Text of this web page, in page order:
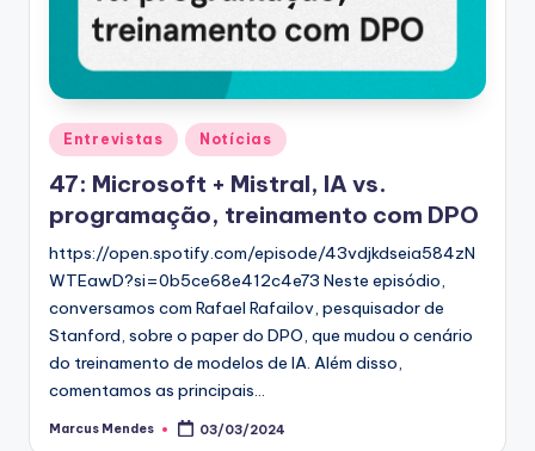
Posted
in
Entrevistas Notícias
47: Microsoft + Mistral, IA vs.
programação, treinamento com DPO
https://open.spotify.com/episode/43vdjkdseia584zN
WTEawD?si=0b5ce68e412c4e73 Neste episódio,
conversamos com Rafael Rafailov, pesquisador de
Stanford, sobre o paper do DPO, que mudou o cenário
do treinamento de modelos de IA. Além disso,
comentamos as principais…
Posted
Marcus Mendes 03/03/2024